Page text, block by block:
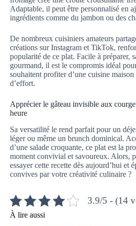
Adaptable, il peut être personnalisé en
ingrédients comme du jambon ou des
De nombreux cuisiniers amateurs
créations sur Instagram et TikTok,
popularité de ce plat. Facile à préparer,
gourmand, il est le compromis idéal
souhaitent profiter d’une cuisine maison
d’effort.
Apprécier le gâteau invisible aux
heure
Sa versatilité le rend parfait pour un
léger ou même un brunch dominical.
d’une salade croquante, ce plat est la
moment convivial et savoureux. Alors,
essayer cette recette dès aujourd’hui et
convives par votre créativité culinaire ?
3.9/5 - (14
À lire aussi